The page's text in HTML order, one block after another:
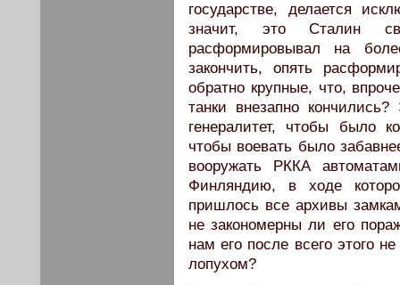
государстве, делается
значит, это Сталин
расформировывал на
закончить, опять
обратно крупные, что,
танки внезапно
генералитет, чтобы было
чтобы воевать было
вооружать РККА
Финляндию, в ходе
пришлось все архивы
не закономерны ли его
нам его после всего этого
лопухом?